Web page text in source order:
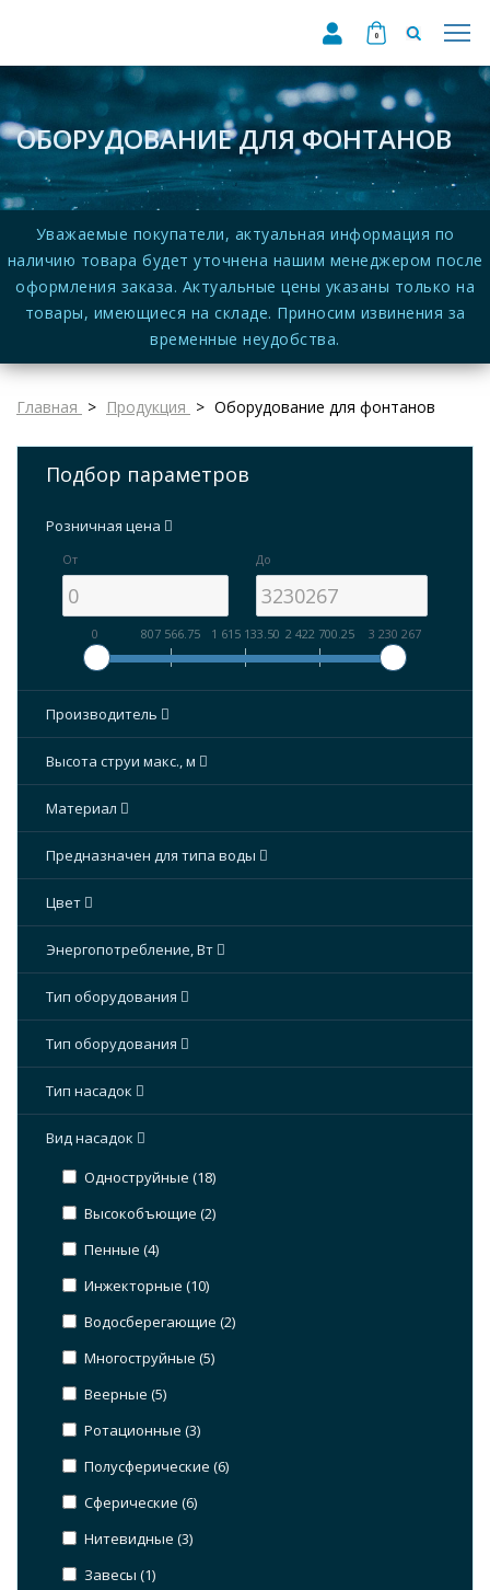
0
ОБОРУДОВАНИЕ ДЛЯ ФОНТАНОВ
Уважаемые покупатели, актуальная информация по
наличию товара будет уточнена нашим менеджером после
оформления заказа. Актуальные цены указаны только на
товары, имеющиеся на складе. Приносим извинения за
временные неудобства.
Главная Продукция Оборудование для фонтанов
Подбор параметров
Розничная цена
От До
0 807 566.75 1 615 133.50 2 422 700.25 3 230 267
Производитель
Высота струи макс., м
Материал
Предназначен для типа воды
Цвет
Энергопотребление, Вт
Тип оборудования
Тип оборудования
Тип насадок
Вид насадок
Одноструйные (18)
Высокобъющие (2)
Пенные (4)
Инжекторные (10)
Водосберегающие (2)
Многоструйные (5)
Веерные (5)
Ротационные (3)
Полусферические (6)
Сферические (6)
Нитевидные (3)
Завесы (1)